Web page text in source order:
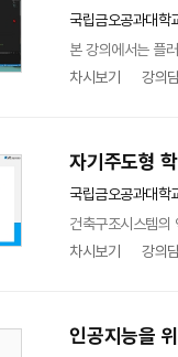
국립금오공과대학
본 강의에서는 플
차시보기
강의
자기주도형
국립금오공과대학
건축구조시스템
차시보기
강의
인공지능을